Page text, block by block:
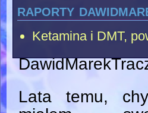
raporty
Ketamina i DMT,
Lata temu,